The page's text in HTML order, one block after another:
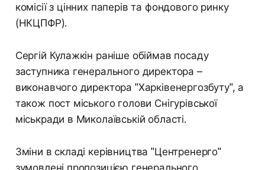
комісії з цінних паперів та фондового ринку
(НКЦПФР).
Сергій Кулажкін раніше обіймав посаду
заступника генерального директора –
виконавчого директора "Харківенергозбуту", а
також пост міського голови Снігурівської
міськради в Миколаївській області.
Зміни в складі керівництва "Центренерго"
зумовлені пропозицією генерального